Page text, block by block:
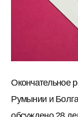
Окончательное
Румынии и